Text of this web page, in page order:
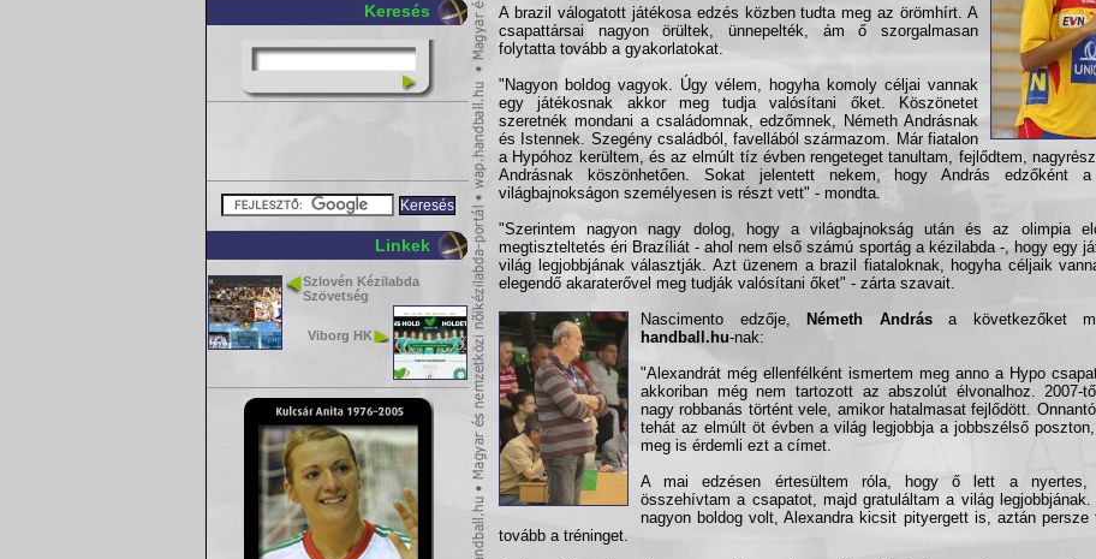
Keresés
Linkek
Szlovén Kézilabda
Szövetség
Viborg HK
A brazil válogatott játékosa edzés közben tudta meg az örömhírt. A
csapattársai nagyon örültek, ünnepelték, ám ő szorgalmasan
folytatta tovább a gyakorlatokat.
"Nagyon boldog vagyok. Úgy vélem, hogyha komoly céljai vannak
egy játékosnak akkor meg tudja valósítani őket. Köszönetet
szeretnék mondani a családomnak, edzőmnek, Németh Andrásnak
és Istennek. Szegény családból, favellából származom. Már fiatalon
a Hypóhoz kerültem, és az elmúlt tíz évben rengeteget tanultam, fejlődtem,
Andrásnak köszönhetően. Sokat jelentett nekem, hogy András edzőként a
világbajnokságon személyesen is részt vett" - mondta.
"Szerintem nagyon nagy dolog, hogy a világbajnokság után és az olimpia
megtiszteltetés éri Brazíliát - ahol nem első számú sportág a kézilabda -, hogy egy
világ legjobbjának választják. Azt üzenem a brazil fiataloknak, hogyha céljaik
elegendő akaraterővel meg tudják valósítani őket" - zárta szavait.
Nascimento edzője, Németh Andrása következőket
handball.hu-nak:
"Alexandrát még ellenfélként ismertem meg anno a Hypo
akkoriban még nem tartozott az abszolút élvonalhoz. 2007-
nagy robbanás történt vele, amikor hatalmasat fejlődött.
tehát az elmúlt öt évben a világ legjobbja a jobbszélső
meg is érdemli ezt a címet.
A mai edzésen értesültem róla, hogy ő lett a nyertes,
összehívtam a csapatot, majd gratuláltam a világ legjobbjának.
nagyon boldog volt, Alexandra kicsit pityergett is, aztán persze
tovább a tréninget.